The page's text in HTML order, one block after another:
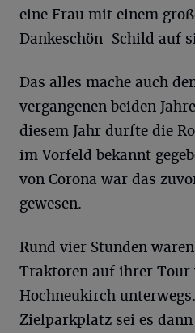
eine Frau mit einem
Dankeschön-Schild auf
Das alles mache auch
vergangenen beiden
diesem Jahr durfte die
im Vorfeld bekannt
von Corona war das
gewesen.
Rund vier Stunden
Traktoren auf ihrer Tour
Hochneukirch
Zielparkplatz sei es